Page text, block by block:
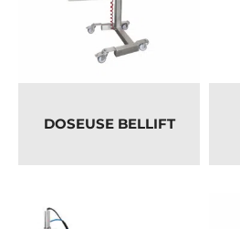
DOSEUSE BELLIFT